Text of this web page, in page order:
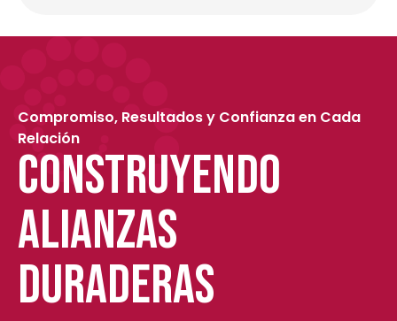
Compromiso, Resultados y Confianza en Cada
Relación
Construyendo
Alianzas
Duraderas